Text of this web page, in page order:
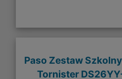
Paso Zestaw
Tornister